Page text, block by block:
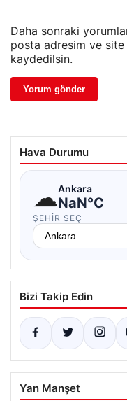
Daha sonraki
posta adresim ve site
kaydedilsin.
Hava Durumu
☁Ankara
NaN°C
ŞEHIR SEÇ
Bizi Takip Edin
Yan Manşet